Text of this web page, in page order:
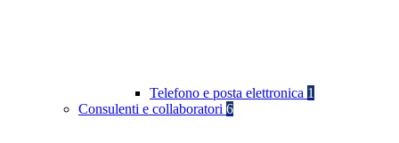
Telefono e posta elettronica 1
Consulenti e collaboratori 6